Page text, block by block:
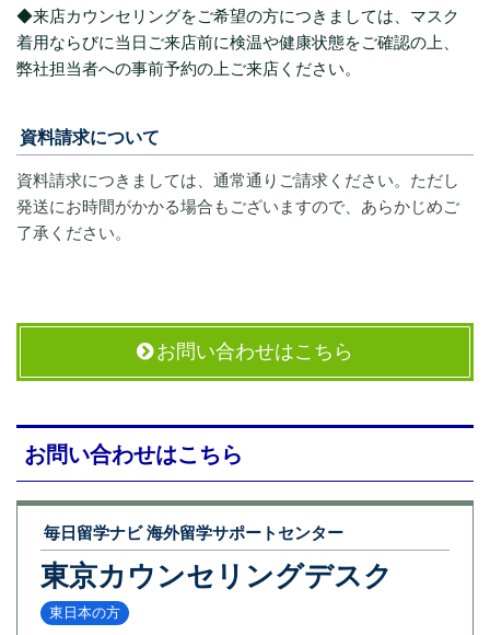
◆来店カウンセリングをご希望の方につきましては、マスク
着用ならびに当日ご来店前に検温や健康状態をご確認の上、
弊社担当者への事前予約の上ご来店ください。
資料請求について
資料請求につきましては、通常通りご請求ください。ただし
発送にお時間がかかる場合もございますので、あらかじめご
了承ください。
お問い合わせはこちら
お問い合わせはこちら
毎日留学ナビ 海外留学サポートセンター
東京カウンセリングデスク
東日本の方